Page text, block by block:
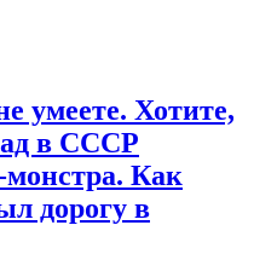
умеете. Хотите,
в СССР
Как
дорогу в